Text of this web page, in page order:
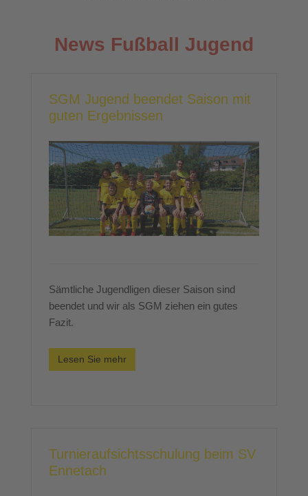
News Fußball Jugend
SGM Jugend beendet Saison mit
guten Ergebnissen
Sämtliche Jugendligen dieser Saison sind
beendet und wir als SGM ziehen ein gutes
Fazit.
Lesen Sie mehr
Turnieraufsichtsschulung beim SV
Ennetach